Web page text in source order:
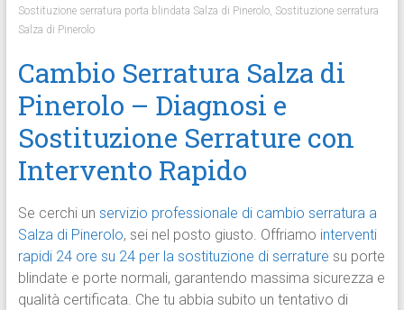
Sostituzione serratura porta blindata Salza di Pinerolo, Sostituzione serratura
Salza di Pinerolo
Cambio Serratura Salza di
Pinerolo – Diagnosi e
Sostituzione Serrature con
Intervento Rapido
Se cerchi un servizio professionale di cambio serratura a
Salza di Pinerolo, sei nel posto giusto. Offriamo interventi
rapidi 24 ore su 24 per la sostituzione di serrature su porte
blindate e porte normali, garantendo massima sicurezza e
qualità certificata. Che tu abbia subito un tentativo di